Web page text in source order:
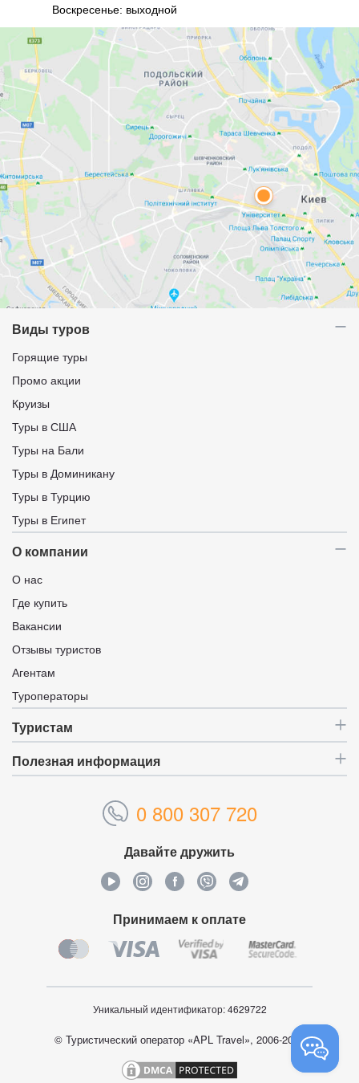
Воскресенье: выходной
Виды туров
Горящие туры
Промо акции
Круизы
Туры в США
Туры на Бали
Туры в Доминикану
Туры в Турцию
Туры в Египет
О компании
О нас
Где купить
Вакансии
Отзывы туристов
Агентам
Туроператоры
Туристам
Полезная информация
0 800 307 720
Давайте дружить
Принимаем к оплате
Уникальный идентификатор:4629722
© Туристический оператор «APL Travel», 2006-2026